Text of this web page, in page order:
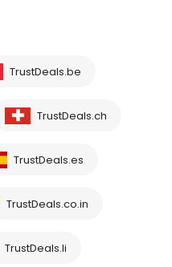
TrustDeals.be
TrustDeals.ch
TrustDeals.es
TrustDeals.co.in
TrustDeals.li